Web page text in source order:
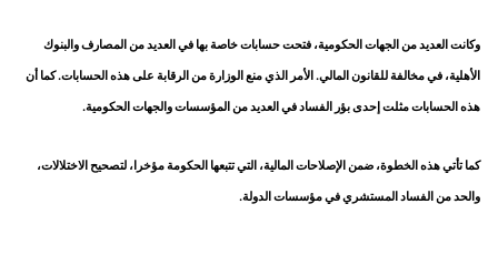
وكانت العديد من الجهات الحكومية، فتحت حسابات خاصة بها في العديد من المصارف والبنوك
الأهلية، في مخالفة للقانون المالي. الأمر الذي منع الوزارة من الرقابة على هذه الحسابات. كما أن
هذه الحسابات مثلت إحدى بؤر الفساد في العديد من المؤسسات والجهات الحكومية.
كما تأتي هذه الخطوة، ضمن الإصلاحات المالية، التي تتبعها الحكومة مؤخرا، لتصحيح الاختلالات،
والحد من الفساد المستشري في مؤسسات الدولة.